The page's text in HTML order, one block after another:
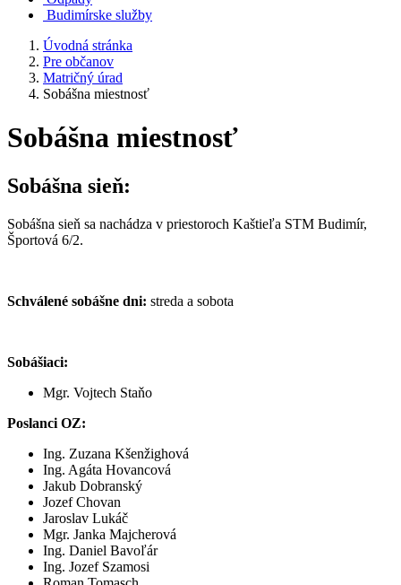
Budimírske služby
Úvodná stránka
Pre občanov
Matričný úrad
Sobášna miestnosť
Sobášna miestnosť
Sobášna sieň:
Sobášna sieň sa nachádza v priestoroch Kaštieľa STM Budimír,
Športová 6/2.
Schválené sobášne dni: streda a sobota
Sobášiaci:
Mgr. Vojtech Staňo
Poslanci OZ:
Ing. Zuzana Kšenžighová
Ing. Agáta Hovancová
Jakub Dobranský
Jozef Chovan
Jaroslav Lukáč
Mgr. Janka Majcherová
Ing. Daniel Bavoľár
Ing. Jozef Szamosi